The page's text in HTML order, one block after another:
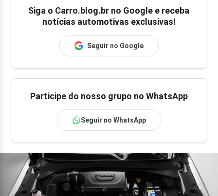
Siga o Carro.blog.br no Google e receba
notícias automotivas exclusivas!
Seguir no Google
Participe do nosso grupo no WhatsApp
Seguir no WhatsApp